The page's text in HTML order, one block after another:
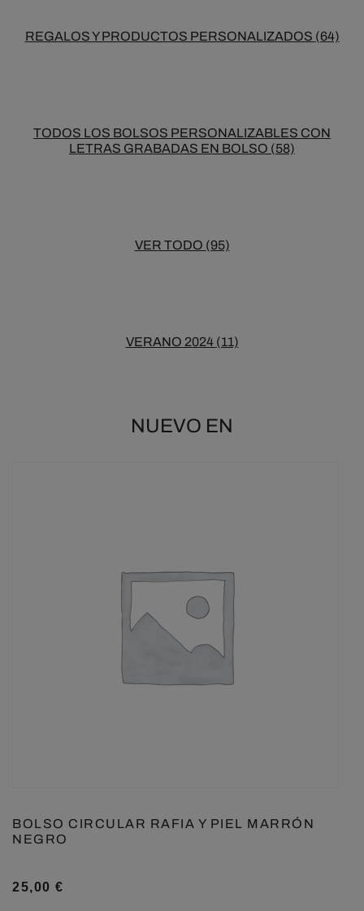
REGALOS Y PRODUCTOS PERSONALIZADOS (64)
TODOS LOS BOLSOS PERSONALIZABLES CON
LETRAS GRABADAS EN BOLSO (58)
VER TODO (95)
VERANO 2024 (11)
NUEVO EN
BOLSO CIRCULAR RAFIA Y PIEL MARRÓN
NEGRO
25,00 €